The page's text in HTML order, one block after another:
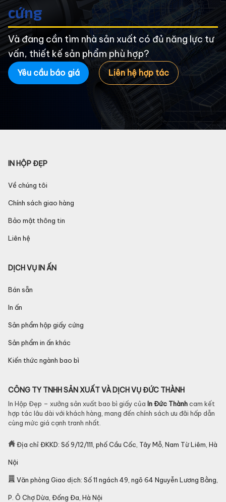
cứng
Và đang cần tìm nhà sản xuất có đủ năng lực tư
vấn, thiết kế sản phẩm phù hợp?
Yêu cầu báo giá Liên hệ hợp tác
IN HỘP ĐẸP
Về chúng tôi
Chính sách giao hàng
Bảo mật thông tin
Liên hệ
DỊCH VỤ IN ẤN
Bán sẵn
In ấn
Sản phẩm hộp giấy cứng
Sản phẩm in ấn khác
Kiến thức ngành bao bì
CÔNG TY TNHH SẢN XUẤT VÀ DỊCH VỤ ĐỨC THÀNH
In Hộp Đẹp – xưởng sản xuất bao bì giấy của In Đức Thànhcam kết
hợp tác lâu dài với khách hàng, mang đến chính sách ưu đãi hấp dẫn
cùng mức giá cạnh tranh nhất.
Địa chỉ ĐKKD: Số 9/12/111, phố Cầu Cốc, Tây Mỗ, Nam Từ Liêm, Hà
Nội
Văn phòng Giao dịch: Số 11 ngách 49, ngõ 64 Nguyễn Lương Bằng,
P. Ô Chợ Dừa, Đống Đa, Hà Nội